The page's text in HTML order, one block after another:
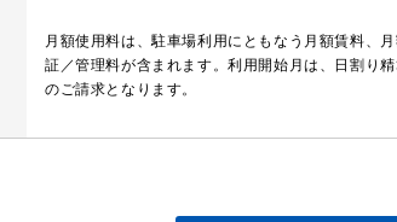
月額使用料は、駐車場利用にともなう月額賃料、
証／管理料が含まれます。利用開始月は、日割り
のご請求となります。